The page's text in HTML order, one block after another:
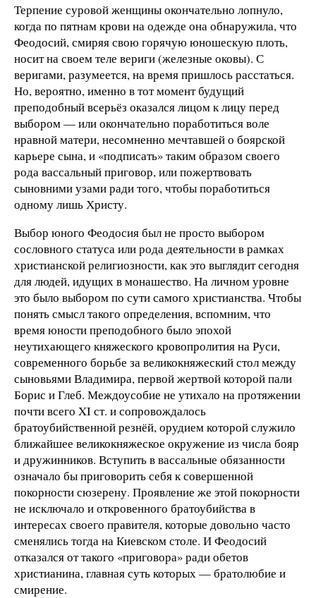
Терпение суровой женщины окончательно лопнуло,
когда по пятнам крови на одежде она обнаружила, что
Феодосий, смиряя свою горячую юношескую плоть,
носит на своем теле вериги (железные оковы). С
веригами, разумеется, на время пришлось расстаться.
Но, вероятно, именно в тот момент будущий
преподобный всерьёз оказался лицом к лицу перед
выбором — или окончательно поработиться воле
нравной матери, несомненно мечтавшей о боярской
карьере сына, и «подписать» таким образом своего
рода вассальный приговор, или пожертвовать
сыновними узами ради того, чтобы поработиться
одному лишь Христу.
Выбор юного Феодосия был не просто выбором
сословного статуса или рода деятельности в рамках
христианской религиозности, как это выглядит сегодня
для людей, идущих в монашество. На личном уровне
это было выбором по сути самого христианства. Чтобы
понять смысл такого определения, вспомним, что
время юности преподобного было эпохой
неутихающего княжеского кровопролития на Руси,
современного борьбе за великокняжеский стол между
сыновьями Владимира, первой жертвой которой пали
Борис и Глеб. Междоусобие не утихало на протяжении
почти всего XI ст. и сопровождалось
братоубийственной резнёй, орудием которой служило
ближайшее великокняжеское окружение из числа бояр
и дружинников. Вступить в вассальные обязанности
означало бы приговорить себя к совершенной
покорности сюзерену. Проявление же этой покорности
не исключало и откровенного братоубийства в
интересах своего правителя, которые довольно часто
сменялись тогда на Киевском столе. И Феодосий
отказался от такого «приговора» ради обетов
христианина, главная суть которых — братолюбие и
смирение.